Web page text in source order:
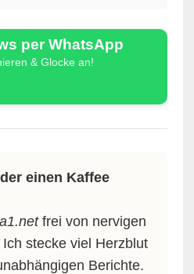
per WhatsApp
& Glocke an!
einen Kaffee
frei von nervigen
stecke viel Herzblut
Berichte.